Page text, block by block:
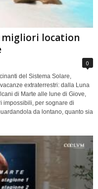
migliori location
0
del Sistema Solare,
extraterrestri: dalla Luna
di Marte alle lune di Giove,
impossibili, per sognare di
da lontano, quanto sia